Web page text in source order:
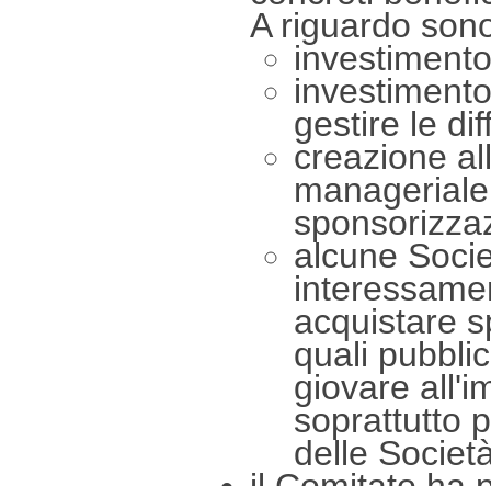
A riguardo
gestire le
creazione
alcune
acquistare
quali
giovare
soprattutto
delle